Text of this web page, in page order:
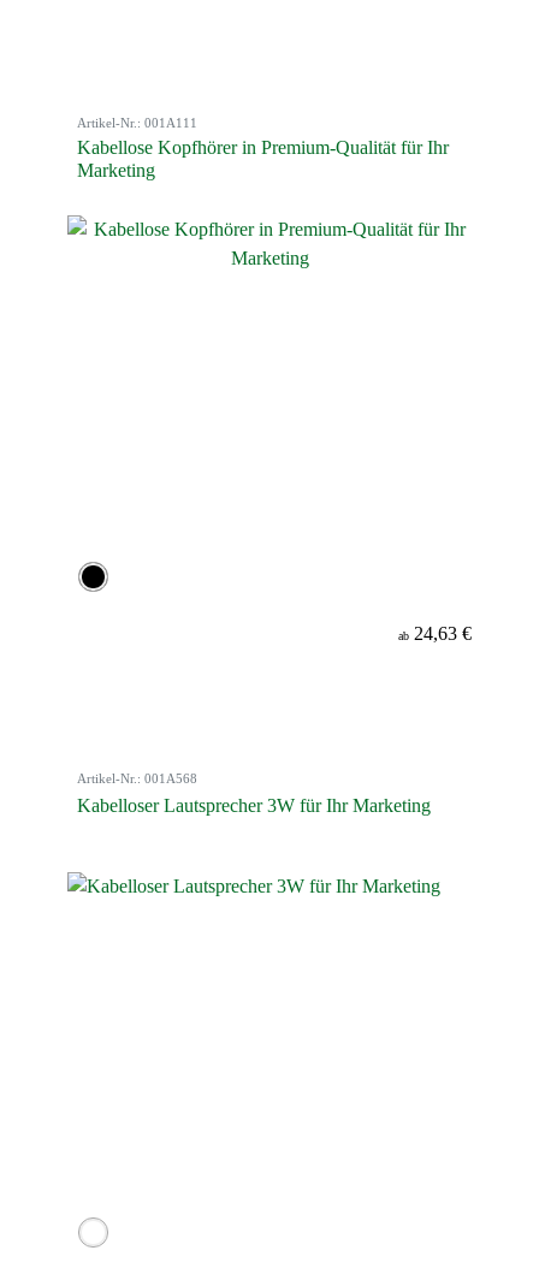
Artikel-Nr.: 001A111
Kabellose Kopfhörer in Premium-Qualität für Ihr
Marketing
ab 24,63 €
Artikel-Nr.: 001A568
Kabelloser Lautsprecher 3W für Ihr Marketing